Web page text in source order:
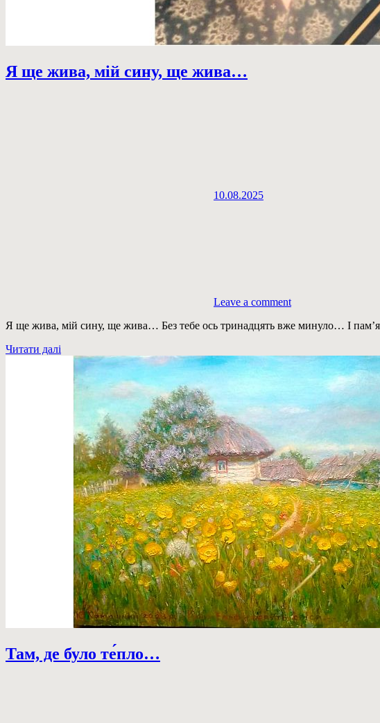
Я ще жива, мій сину, ще жива…
10.08.2025
Leave a comment
Я ще жива, мій сину, ще жива… Без тебе ось тринадцять вже минуло… І
Читати далі
Там, де було те́пло…